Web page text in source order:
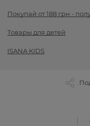
Покупай от 188 грн -
Товары для детей
ISANA KIDS